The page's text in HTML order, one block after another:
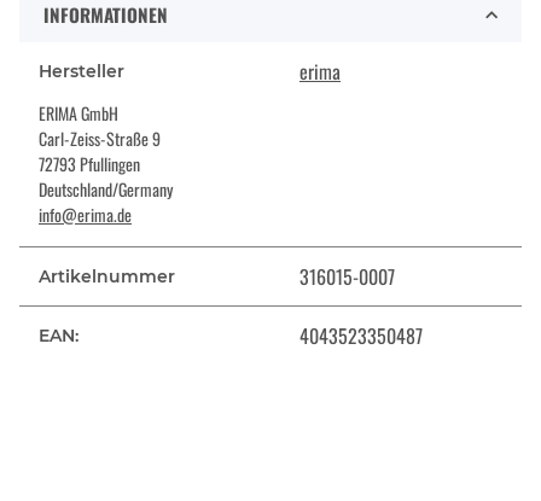
INFORMATIONEN
Hersteller erima
ERIMA GmbH
Carl-Zeiss-Straße 9
72793 Pfullingen
Deutschland/Germany
info@erima.de
Artikelnummer 316015-0007
EAN: 4043523350487